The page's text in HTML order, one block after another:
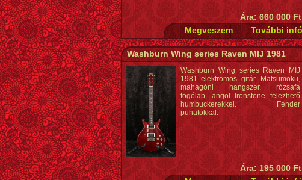
Ára: 660 000 Ft
Washburn Wing series Raven MIJ 1981
Washburn Wing series Raven MIJ
1981 elektromos gitár. Matsumoku,
mahagóni hangszer, rózsafa
fogólap, angol Ironstone felezhető
humbuckerekkel. Fender
puhatokkal.
Ára: 195 000 Ft